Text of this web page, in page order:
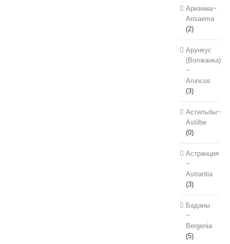
Аризема~
Arisaema
(2)
Арункус
(Волжанка)
~
Aruncus
(3)
Астильбы~
Astilbe
(0)
Астранция
~
Astrantia
(3)
Баданы
~
Bergenia
(5)